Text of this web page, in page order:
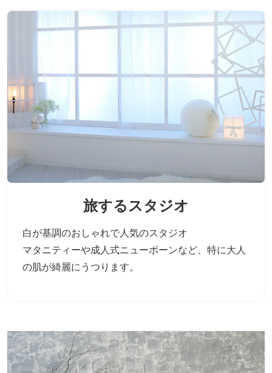
旅するスタジオ
白が基調のおしゃれで人気のスタジオ
マタニティーや成人式ニューボーンなど、 特に大人
の肌が綺麗にうつります。